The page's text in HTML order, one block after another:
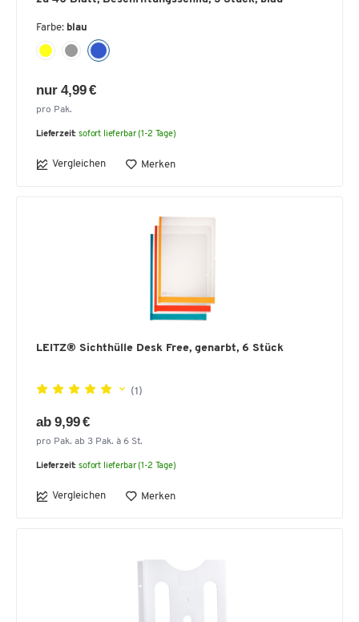
Farbe: blau
nur 4,99 €
pro Pak.
Lieferzeit: sofort lieferbar (1-2 Tage)
Vergleichen Merken
LEITZ® Sichthülle Desk Free, genarbt, 6 Stück
(1)
ab 9,99 €
pro Pak. ab 3 Pak. à 6 St.
Lieferzeit: sofort lieferbar (1-2 Tage)
Vergleichen Merken